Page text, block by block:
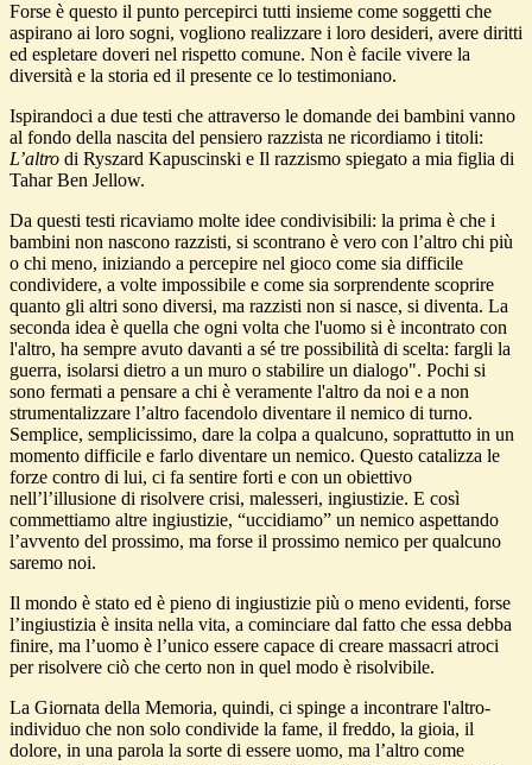
Forse è questo il punto percepirci tutti insieme come soggetti che
aspirano ai loro sogni, vogliono realizzare i loro desideri, avere diritti
ed espletare doveri nel rispetto comune. Non è facile vivere la
diversità e la storia ed il presente ce lo testimoniano.
Ispirandoci a due testi che attraverso le domande dei bambini vanno
al fondo della nascita del pensiero razzista ne ricordiamo i titoli:
L’altro di Ryszard Kapuscinski e Il razzismo spiegato a mia figlia di
Tahar Ben Jellow.
Da questi testi ricaviamo molte idee condivisibili: la prima è che i
bambini non nascono razzisti, si scontrano è vero con l’altro chi più
o chi meno, iniziando a percepire nel gioco come sia difficile
condividere, a volte impossibile e come sia sorprendente scoprire
quanto gli altri sono diversi, ma razzisti non si nasce, si diventa. La
seconda idea è quella che ogni volta che l'uomo si è incontrato con
l'altro, ha sempre avuto davanti a sé tre possibilità di scelta: fargli la
guerra, isolarsi dietro a un muro o stabilire un dialogo". Pochi si
sono fermati a pensare a chi è veramente l'altro da noi e a non
strumentalizzare l’altro facendolo diventare il nemico di turno.
Semplice, semplicissimo, dare la colpa a qualcuno, soprattutto in un
momento difficile e farlo diventare un nemico. Questo catalizza le
forze contro di lui, ci fa sentire forti e con un obiettivo
nell’l’illusione di risolvere crisi, malesseri, ingiustizie. E così
commettiamo altre ingiustizie, “uccidiamo” un nemico aspettando
l’avvento del prossimo, ma forse il prossimo nemico per qualcuno
saremo noi.
Il mondo è stato ed è pieno di ingiustizie più o meno evidenti, forse
l’ingiustizia è insita nella vita, a cominciare dal fatto che essa debba
finire, ma l’uomo è l’unico essere capace di creare massacri atroci
per risolvere ciò che certo non in quel modo è risolvibile.
La Giornata della Memoria, quindi, ci spinge a incontrare l'altro-
individuo che non solo condivide la fame, il freddo, la gioia, il
dolore, in una parola la sorte di essere uomo, ma l’altro come